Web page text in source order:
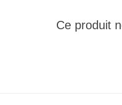
Ce produit